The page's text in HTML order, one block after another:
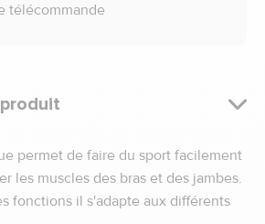
télécommande
permet de faire du sport facilement
les muscles des bras et des jambes.
fonctions il s'adapte aux différents